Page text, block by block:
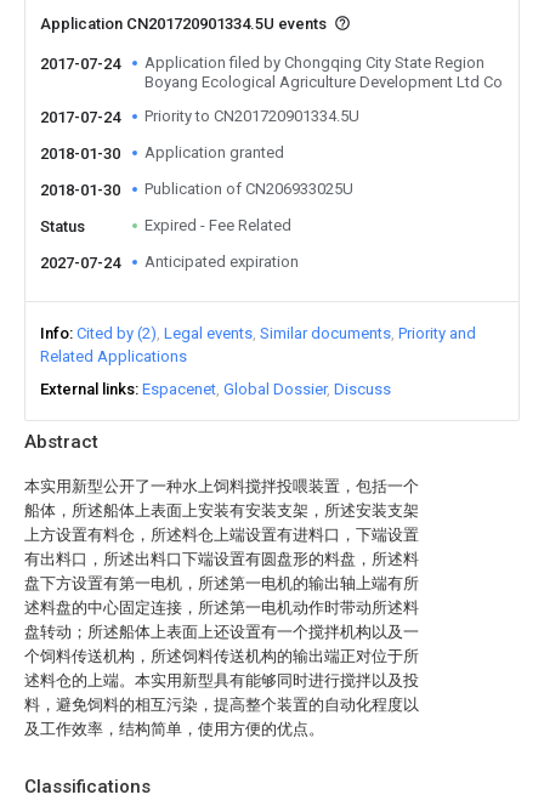
Abstract
本实用新型公开了一种水上饲料搅拌投喂装置，包括一个
船体，所述船体上表面上安装有安装支架，所述安装支架
上方设置有料仓，所述料仓上端设置有进料口，下端设置
有出料口，所述出料口下端设置有圆盘形的料盘，所述料
盘下方设置有第一电机，所述第一电机的输出轴上端有所
述料盘的中心固定连接，所述第一电机动作时带动所述料
盘转动；所述船体上表面上还设置有一个搅拌机构以及一
个饲料传送机构，所述饲料传送机构的输出端正对位于所
述料仓的上端。本实用新型具有能够同时进行搅拌以及投
料，避免饲料的相互污染，提高整个装置的自动化程度以
及工作效率，结构简单，使用方便的优点。
Classifications
Application CN201720901334.5U events
2017-07-24
Application filed by Chongqing City State Region
Boyang Ecological Agriculture Development Ltd Co
2017-07-24
Priority to CN201720901334.5U
2018-01-30 Application granted
2018-01-30 Publication of CN206933025U
Status Expired - Fee Related
2027-07-24 Anticipated expiration
Info Cited by (2) Legal events Similar documents Priority and
Related Applications
External links Espacenet Global Dossier Discuss